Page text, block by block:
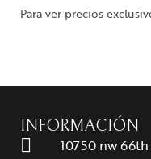
Para ver precios
INFORMACIÓN
10750 nw